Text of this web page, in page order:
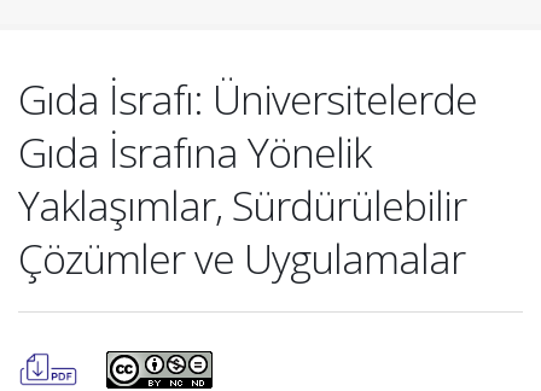
Gıda İsrafı: Üniversitelerde
Gıda İsrafına Yönelik
Yaklaşımlar, Sürdürülebilir
Çözümler ve Uygulamalar